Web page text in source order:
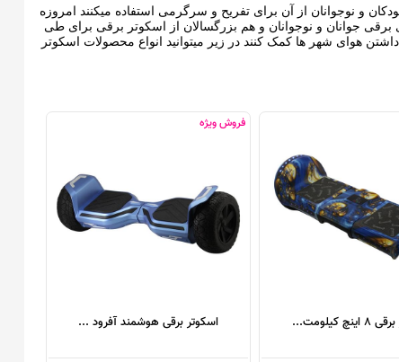
و نوجوانان از آن برای تفریح و سرگرمی استفاده میکنند امروزه
جوانان و نوجوانان و هم بزرگسالان از اسکوتر برقی برای طی
هوای شهر ها کمک کنند در زیر میتوانید انواع محصولات اسکوتر
کیلومت...
فروش ویژه
اسکوتر برقی هوشمند آفرود ...